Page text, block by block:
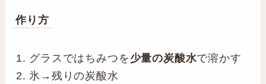
作り方
グラスではちみつを 少量の炭酸水で溶かす
氷→残りの炭酸水